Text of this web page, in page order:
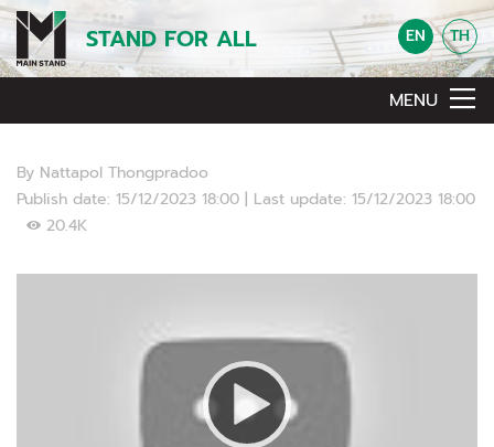
STAND FOR ALL EN TH
MENU
By Nattapol Thongpradoo
Publish date: 15/12/2023 18:00 | Last update: 15/12/2023 18:00
20.4K